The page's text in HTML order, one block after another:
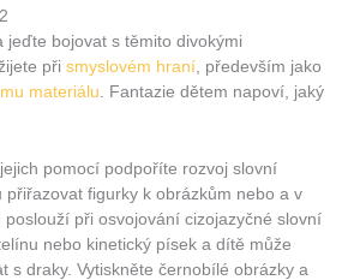
jeďte bojovat s těmito divokými
při smyslovém hraní, především jako
materiálu. Fantazie dětem napoví, jaký
pomocí podpoříte rozvoj slovní
přiřazovat figurky k obrázkům nebo a v
při osvojování cizojazyčné slovní
nebo kinetický písek a dítě může
s draky. Vytiskněte černobílé obrázky a